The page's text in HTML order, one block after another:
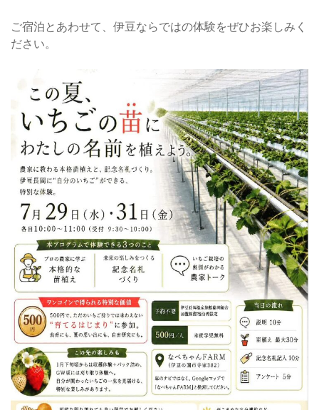
ご宿泊とあわせて、伊豆ならではの体験をぜひお楽しみく
ださい。